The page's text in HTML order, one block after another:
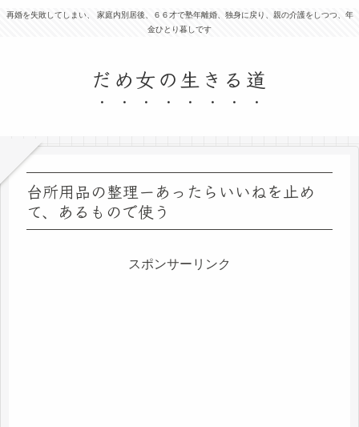
再婚を失敗してしまい、 家庭内別居後、６６才で塾年離婚、独身に戻り、親の介護をしつつ、年
金ひとり暮しです
だめ女の生きる道
台所用品の整理ーあったらいいねを止め
て、あるもので使う
スポンサーリンク